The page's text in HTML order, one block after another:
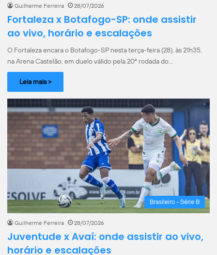
Guilherme Ferreira 28/07/2026
Fortaleza x Botafogo-SP: onde assistir
ao vivo, horário e escalações
O Fortaleza encara o Botafogo-SP nesta terça-feira (28), às 21h35,
na Arena Castelão, em duelo válido pela 20ª rodada do…
Leia mais >
Brasileiro - Série B
Guilherme Ferreira 28/07/2026
Juventude x Avaí: onde assistir ao vivo,
horário e escalações